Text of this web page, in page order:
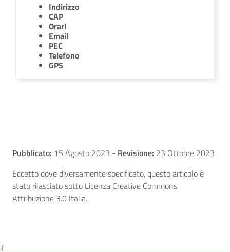
Indirizzo
CAP
Orari
Email
PEC
Telefono
GPS
Pubblicato: 15 Agosto 2023 - Revisione: 23 Ottobre 2023
Eccetto dove diversamente specificato, questo articolo è
stato rilasciato sotto Licenza Creative Commons
Attribuzione 3.0 Italia.
if